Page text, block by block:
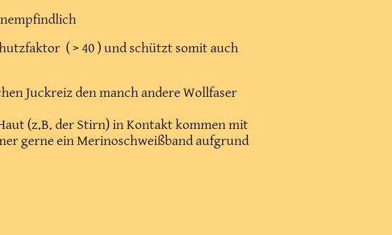
( > 40 ) und schützt somit auch
Juckreiz den manch andere Wollfaser
(z.B. der Stirn) in Kontakt kommen mit
gerne ein Merinoschweißband aufgrund